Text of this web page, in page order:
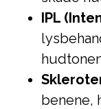
IPL
benene,